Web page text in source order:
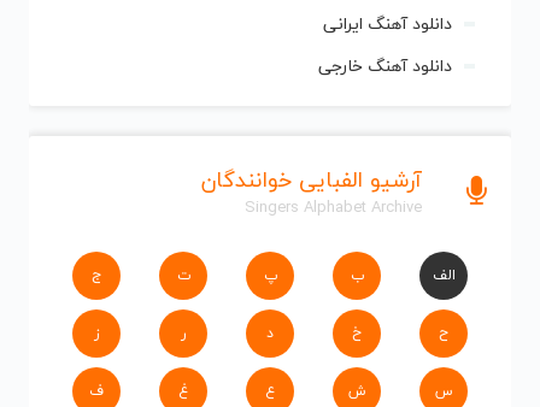
دانلود آهنگ ایرانی
دانلود آهنگ خارجی
آرشیو الفبایی خوانندگان
Singers Alphabet Archive
الف ب پ ت ج
ح خ د ر ز
س ش ع غ ف